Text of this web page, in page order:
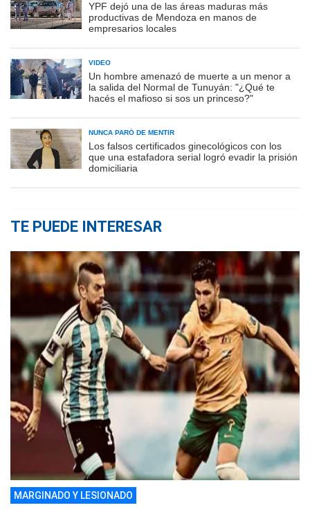
YPF dejó una de las áreas maduras más
productivas de Mendoza en manos de
empresarios locales
VIDEO
Un hombre amenazó de muerte a un menor a
la salida del Normal de Tunuyán: "¿Qué te
hacés el mafioso si sos un princeso?"
NUNCA PARÓ DE MENTIR
Los falsos certificados ginecológicos con los
que una estafadora serial logró evadir la prisión
domiciliaria
TE PUEDE INTERESAR
MARGINADO Y LESIONADO